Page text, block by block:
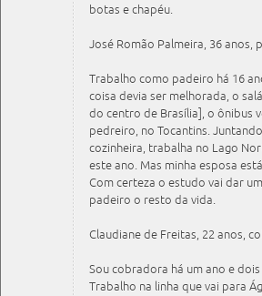
botas e chapéu.
José Romão Palmeira, 36 anos,
Trabalho como padeiro há 16
coisa devia ser melhorada, o
do centro de Brasília], o ônibus
pedreiro, no Tocantins.
cozinheira, trabalha no Lago
este ano. Mas minha esposa
Com certeza o estudo vai dar
padeiro o resto da vida.
Claudiane de Freitas, 22 anos,
Sou cobradora há um ano e
Trabalho na linha que vai para